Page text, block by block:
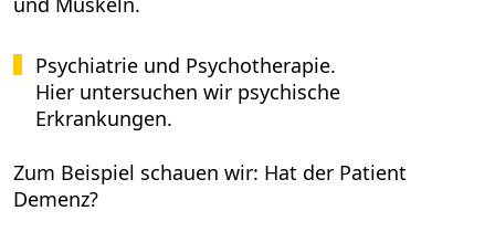
Psychiatrie und Psychotherapie.
Hier untersuchen wir psychische
Erkrankungen.
Zum Beispiel schauen wir: Hat der Patient
Demenz?